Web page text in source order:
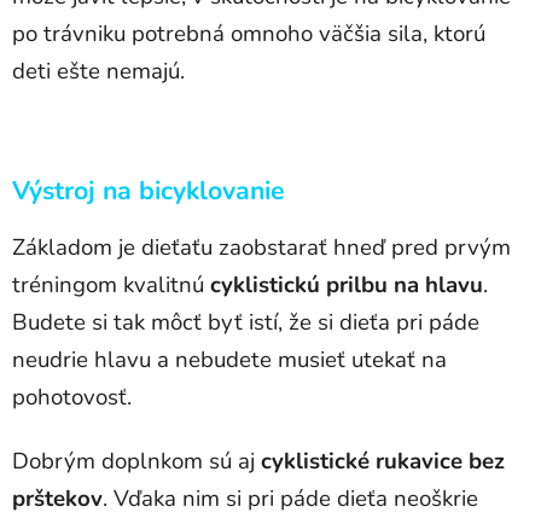
po trávniku potrebná omnoho väčšia sila, ktorú
deti ešte nemajú.
Výstroj na bicyklovanie
Základom je dieťaťu zaobstarať hneď pred prvým
tréningom kvalitnú cyklistickú prilbu na hlavu.
Budete si tak môcť byť istí, že si dieťa pri páde
neudrie hlavu a nebudete musieť utekať na
pohotovosť.
Dobrým doplnkom sú ajcyklistické rukavice bez
prštekov. Vďaka nim si pri páde dieťa neoškrie